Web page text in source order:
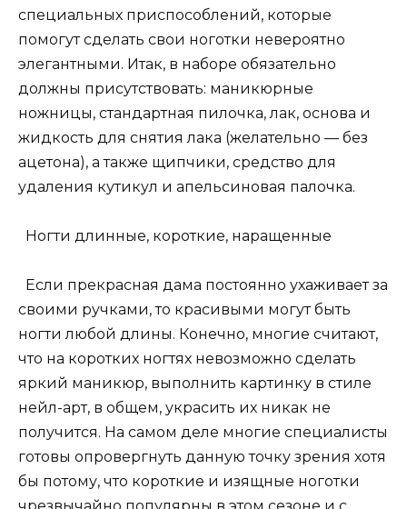
специальных приспособлений, которые
помогут сделать свои ноготки невероятно
элегантными. Итак, в наборе обязательно
должны присутствовать: маникюрные
ножницы, стандартная пилочка, лак, основа и
жидкость для снятия лака (желательно — без
ацетона), а также щипчики, средство для
удаления кутикул и апельсиновая палочка.
Ногти длинные, короткие, наращенные
Если прекрасная дама постоянно ухаживает за
своими ручками, то красивыми могут быть
ногти любой длины. Конечно, многие считают,
что на коротких ногтях невозможно сделать
яркий маникюр, выполнить картинку в стиле
нейл-арт, в общем, украсить их никак не
получится. На самом деле многие специалисты
готовы опровергнуть данную точку зрения хотя
бы потому, что короткие и изящные ноготки